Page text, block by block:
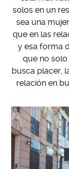
solos en un
sea una
que en las
y esa forma
que no
busca placer,
relación en